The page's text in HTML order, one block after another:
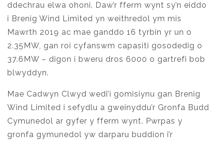
ddechrau elwa ohoni. Daw’r fferm wynt sy’n eiddo
i Brenig Wind Limited yn weithredol ym mis
Mawrth 2019 ac mae ganddo 16 tyrbin yr un o
2.35MW, gan roi cyfanswm capasiti gosodedig o
37.6MW – digon i bweru dros 6000 o gartrefi bob
blwyddyn.
Mae Cadwyn Clwyd wedi’i gomisiynu gan Brenig
Wind Limited i sefydlu a gweinyddu’r Gronfa Budd
Cymunedol ar gyfer y fferm wynt. Pwrpas y
gronfa gymunedol yw darparu buddion i’r